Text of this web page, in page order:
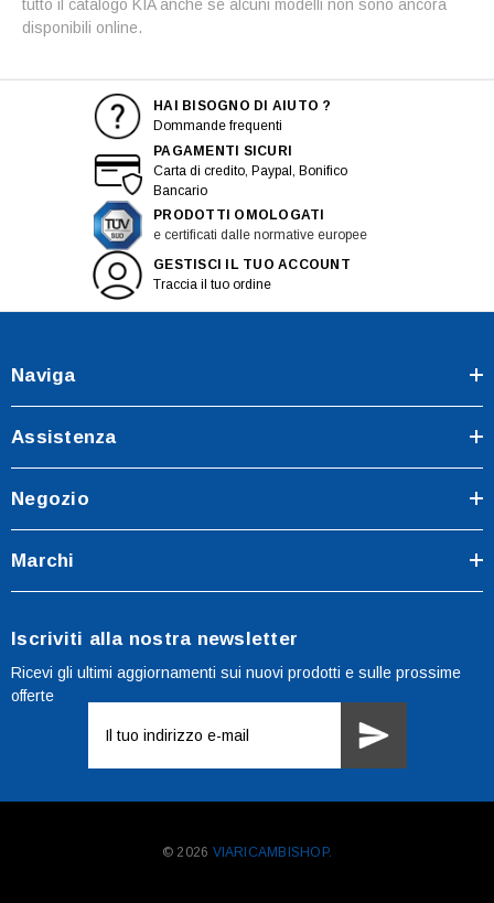
tutto il catalogo KIA anche se alcuni modelli non sono ancora
disponibili online.
HAI BISOGNO DI AIUTO ?
Dommande frequenti
PAGAMENTI SICURI
Carta di credito, Paypal, Bonifico
Bancario
PRODOTTI OMOLOGATI
e certificati dalle normative europee
GESTISCI IL TUO ACCOUNT
Traccia il tuo ordine
Naviga
Assistenza
Negozio
Marchi
Iscriviti alla nostra newsletter
Ricevi gli ultimi aggiornamenti sui nuovi prodotti e sulle prossime
offerte
mail
© 2026 VIARICAMBISHOP.